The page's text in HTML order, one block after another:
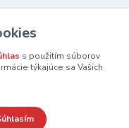
s použitím súborov
týkajúce sa Vašich